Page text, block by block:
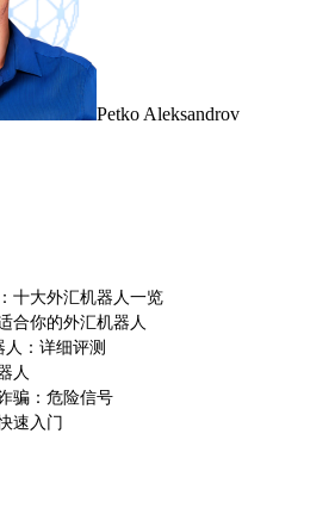
Petko Aleksandrov
十大外汇机器人一览
合你的外汇机器人
人：详细评测
人
骗：危险信号
速入门